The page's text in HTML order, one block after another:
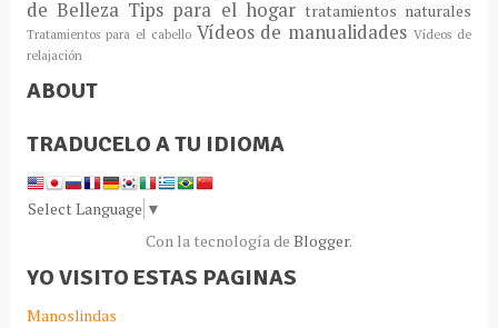
de Belleza Tips para el hogar tratamientos naturales
Tratamientos para el cabello Vídeos de manualidadesVídeos de
relajación
ABOUT
TRADUCELO A TU IDIOMA
Select Language ▼
Con la tecnología de Blogger.
YO VISITO ESTAS PAGINAS
Manoslindas